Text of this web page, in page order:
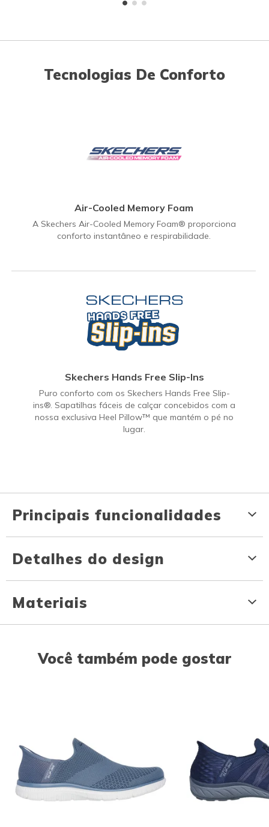
Tecnologias De Conforto
Air-Cooled Memory Foam
A Skechers Air-Cooled Memory Foam® proporciona
conforto instantâneo e respirabilidade.
Skechers Hands Free Slip-Ins
Puro conforto com os Skechers Hands Free Slip-
ins®. Sapatilhas fáceis de calçar concebidos com a
nossa exclusiva Heel Pillow™ que mantém o pé no
lugar.
Principais funcionalidades
Detalhes do design
Materiais
Você também pode gostar